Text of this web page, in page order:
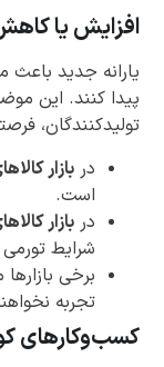
افزایش یا
یارانه جدید باعث
پیدا کنند. این
تولیدکنندگان،
در بازار
است.
در بازار
شرایط
برخی
تجربه
کسب‌وکارهای